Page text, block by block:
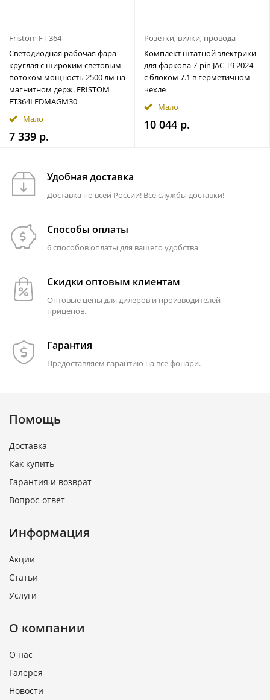
Fristom FT-364
Светодиодная рабочая фара
круглая с широким световым
потоком мощность 2500 лм на
магнитном держ. FRISTOM
FT364LEDMAGM30
Мало
7 339 р.
Розетки, вилки, провода
Комплект штатной электрики
для фаркопа 7-pin JAC T9 2024-
с блоком 7.1 в герметичном
чехле
Мало
10 044 р.
Удобная доставка
Доставка по всей России! Все службы доставки!
Способы оплаты
6 способов оплаты для вашего удобства
Скидки оптовым клиентам
Оптовые цены для дилеров и производителей
прицепов.
Гарантия
Предоставляем гарантию на все фонари.
Помощь
Доставка
Как купить
Гарантия и возврат
Вопрос-ответ
Информация
Акции
Статьи
Услуги
О компании
О нас
Галерея
Новости